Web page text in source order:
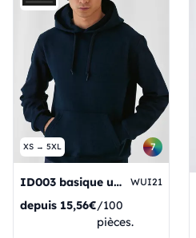
XS → 5XL 7
ID003 basique unisexe WUI21
depuis 15,56€/100
pièces.